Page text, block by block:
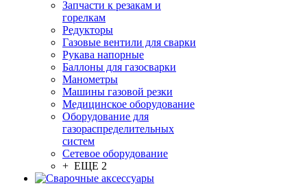
Запчасти к резакам и
горелкам
Редукторы
Газовые вентили для сварки
Рукава напорные
Баллоны для газосварки
Манометры
Машины газовой резки
Медицинское оборудование
Оборудование для
газораспределительных
систем
Сетевое оборудование
+ ЕЩЕ 2